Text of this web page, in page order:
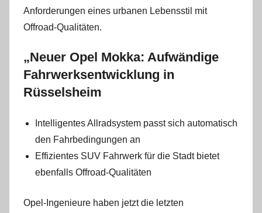
Anforderungen eines urbanen Lebensstil mit
Offroad-Qualitäten.
„Neuer Opel Mokka: Aufwändige
Fahrwerksentwicklung in
Rüsselsheim
Intelligentes Allradsystem passt sich automatisch
den Fahrbedingungen an
Effizientes SUV Fahrwerk für die Stadt bietet
ebenfalls Offroad-Qualitäten
Opel-Ingenieure haben jetzt die letzten